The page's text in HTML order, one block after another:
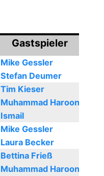
Gastspieler
Mike Gessler
Stefan Deumer
Tim Kieser
Muhammad Haroon
Ismail
Mike Gessler
Laura Becker
Bettina Frieß
Muhammad Haroon